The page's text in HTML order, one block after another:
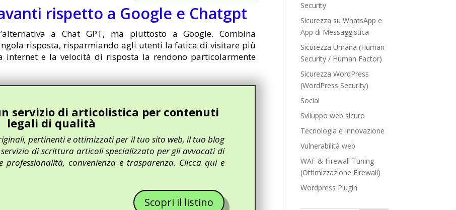
rispetto a Google e Chatgpt
a Chat GPT, ma piuttosto a Google. Combina
risposta, risparmiando agli utenti la fatica di visitare più
internet e la velocità di risposta la rendono particolarmente
servizio di articolistica per contenuti
legali di qualità
pertinenti e ottimizzati per il tuo sito web, il tuo blog
di scrittura articoli specializzato per gli avvocati di
professionalità, convenienza e trasparenza. Clicca qui e
Scopri il listino
Security
Sicurezza su WhatsApp e
App di Messaggistica
Sicurezza Umana (Human
Security / Human Factor)
Sicurezza WordPress
(WordPress Security)
Social
Sviluppo web sicuro
Tecnologia e Innovazione
Vulnerabilità web
WAF & Firewall Tuning
(Ottimizzazione Firewall)
Wordpress Plugin